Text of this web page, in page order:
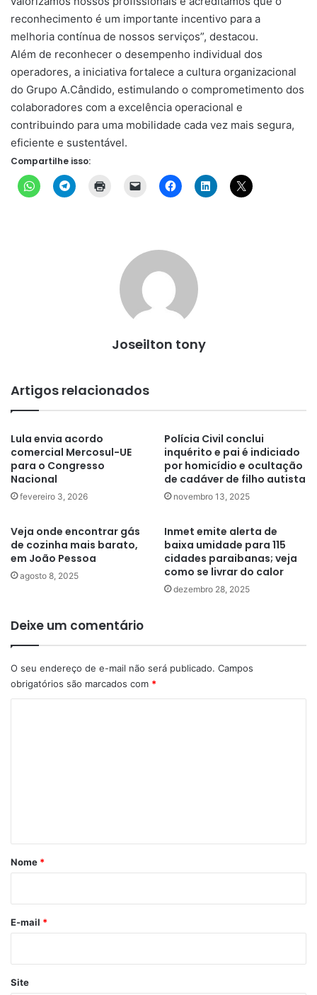
reconhecimento é um importante incentivo para a
melhoria contínua de nossos serviços”, destacou.
Além de reconhecer o desempenho individual dos
operadores, a iniciativa fortalece a cultura organizacional
do Grupo A.Cândido, estimulando o comprometimento dos
colaboradores com a excelência operacional e
contribuindo para uma mobilidade cada vez mais segura,
eficiente e sustentável.
Compartilhe isso:
Joseilton tony
Artigos relacionados
Lula envia acordo
comercial Mercosul-UE
para o Congresso
Nacional
fevereiro 3, 2026
Polícia Civil conclui
inquérito e pai é indiciado
por homicídio e ocultação
de cadáver de filho autista
novembro 13, 2025
Veja onde encontrar gás
de cozinha mais barato,
em João Pessoa
agosto 8, 2025
Inmet emite alerta de
baixa umidade para 115
cidades paraibanas; veja
como se livrar do calor
dezembro 28, 2025
Deixe um comentário
O seu endereço de e-mail não será publicado. Campos
obrigatórios são marcados com *
r
*
Nome *
E-mail *
Site